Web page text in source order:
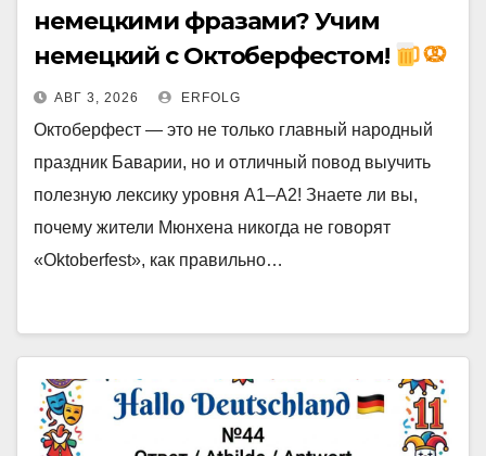
немецкими фразами? Учим
немецкий с Октоберфестом!
АВГ 3, 2026 ERFOLG
Октоберфест — это не только главный народный
праздник Баварии, но и отличный повод выучить
полезную лексику уровня A1–A2! Знаете ли вы,
почему жители Мюнхена никогда не говорят
«Oktoberfest», как правильно…